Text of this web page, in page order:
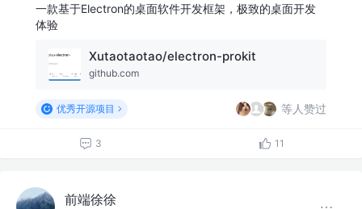
一款基于Electron的桌面软件开发框架，极致的桌面开发
体验
Xutaotaotao/electron-prokit
github.com
优秀开源项目 等人赞过
3 11
前端徐徐